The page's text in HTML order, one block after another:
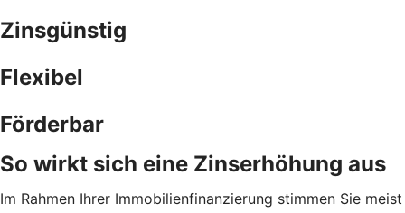
Zinsgünstig
Flexibel
Förderbar
So wirkt sich eine Zinserhöhung aus
Im Rahmen Ihrer Immobilienfinanzierung stimmen Sie meist